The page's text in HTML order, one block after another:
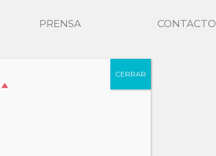
PRENSA CONTACTO
CERRAR